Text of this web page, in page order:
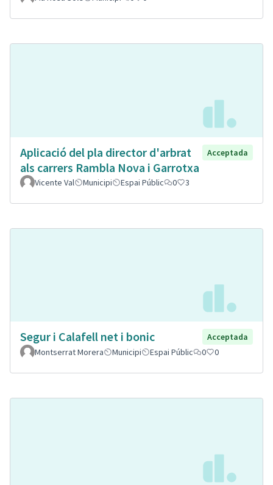
Aplicació del pla director d'arbrat
als carrers Rambla Nova i Garrotxa
Acceptada
Vicente Val Municipi Espai Públic 0 3
Segur i Calafell net i bonic
Acceptada
Montserrat Morera
Municipi Espai Públic 0 0